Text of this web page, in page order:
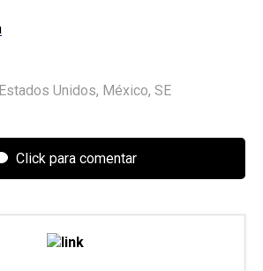
Estados Unidos, México, SE
Click para comentar